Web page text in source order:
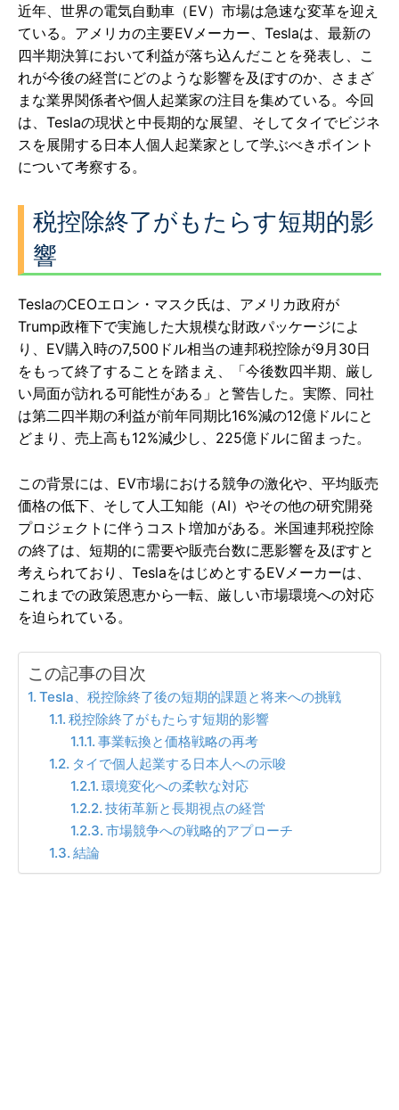
近年、世界の電気自動車（EV）市場は急速な変革を迎え
ている。アメリカの主要EVメーカー、Teslaは、最新の
四半期決算において利益が落ち込んだことを発表し、こ
れが今後の経営にどのような影響を及ぼすのか、さまざ
まな業界関係者や個人起業家の注目を集めている。今回
は、Teslaの現状と中長期的な展望、そしてタイでビジネ
スを展開する日本人個人起業家として学ぶべきポイント
について考察する。
税控除終了がもたらす短期的影
響
TeslaのCEOエロン・マスク氏は、アメリカ政府が
Trump政権下で実施した大規模な財政パッケージによ
り、EV購入時の7,500ドル相当の連邦税控除が9月30日
をもって終了することを踏まえ、「今後数四半期、厳し
い局面が訪れる可能性がある」と警告した。実際、同社
は第二四半期の利益が前年同期比16%減の12億ドルにと
どまり、売上高も12%減少し、225億ドルに留まった。
この背景には、EV市場における競争の激化や、平均販売
価格の低下、そして人工知能（AI）やその他の研究開発
プロジェクトに伴うコスト増加がある。米国連邦税控除
の終了は、短期的に需要や販売台数に悪影響を及ぼすと
考えられており、TeslaをはじめとするEVメーカーは、
これまでの政策恩恵から一転、厳しい市場環境への対応
を迫られている。
この記事の目次
Tesla、税控除終了後の短期的課題と将来への挑戦
税控除終了がもたらす短期的影響
事業転換と価格戦略の再考
タイで個人起業する日本人への示唆
環境変化への柔軟な対応
技術革新と長期視点の経営
市場競争への戦略的アプローチ
結論